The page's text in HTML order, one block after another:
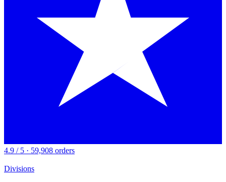
4.9 / 5 · 59,908 orders
Divisions